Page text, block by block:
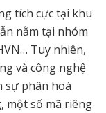
tích cực tại khu
nằm tại nhóm
Tuy nhiên,
và công nghệ
sự phân hoá
một số mã riêng